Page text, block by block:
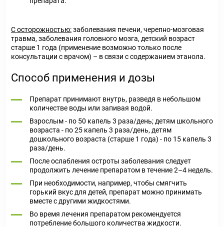
С осторожностью:заболевания печени, черепно-мозговая
травма, заболевания головного мозга, детский возраст
старше 1 года (применение возможно только после
консультации с врачом) – в связи с содержанием этанола.
Способ применения и дозы
Препарат принимают внутрь, разведя в небольшом
количестве воды или запивая водой.
Взрослым - по 50 капель 3 раза/день; детям школьного
возраста - по 25 капель 3 раза/день, детям
дошкольного возраста (старше 1 года) - по 15 капель 3
раза/день.
После ослабления остроты заболевания следует
продолжить лечение препаратом в течение 2–4 недель.
При необходимости, например, чтобы смягчить
горький вкус для детей, препарат можно принимать
вместе с другими жидкостями.
Во время лечения препаратом рекомендуется
потребление большого количества жидкости.